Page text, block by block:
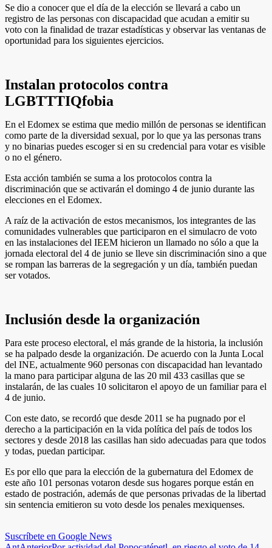
Se dio a conocer que el día de la elección se llevará a cabo un
registro de las personas con discapacidad que acudan a emitir su
voto con la finalidad de trazar estadísticas y observar las ventanas de
oportunidad para los siguientes ejercicios.
Instalan protocolos contra
LGBTTTIQfobia
En el Edomex se estima que medio millón de personas se identifican
como parte de la diversidad sexual, por lo que ya las personas trans
y no binarias puedes escoger si en su credencial para votar es visible
o no el género.
Esta acción también se suma a los protocolos contra la
discriminación que se activarán el domingo 4 de junio durante las
elecciones en el Edomex.
A raíz de la activación de estos mecanismos, los integrantes de las
comunidades vulnerables que participaron en el simulacro de voto
en las instalaciones del IEEM hicieron un llamado no sólo a que la
jornada electoral del 4 de junio se lleve sin discriminación sino a que
se rompan las barreras de la segregación y un día, también puedan
ser votados.
Inclusión desde la organización
Para este proceso electoral, el más grande de la historia, la inclusión
se ha palpado desde la organización. De acuerdo con la Junta Local
del INE, actualmente 960 personas con discapacidad han levantado
la mano para participar alguna de las 20 mil 433 casillas que se
instalarán, de las cuales 10 solicitaron el apoyo de un familiar para el
4 de junio.
Con este dato, se recordó que desde 2011 se ha pugnado por el
derecho a la participación en la vida política del país de todos los
sectores y desde 2018 las casillas han sido adecuadas para que todos
y todas, puedan participar.
Es por ello que para la elección de la gubernatura del Edomex de
este año 101 personas votaron desde sus hogares porque están en
estado de postración, además de que personas privadas de la libertad
sin sentencia emitieron su voto desde los penales mexiquenses.
Suscríbete en Google News